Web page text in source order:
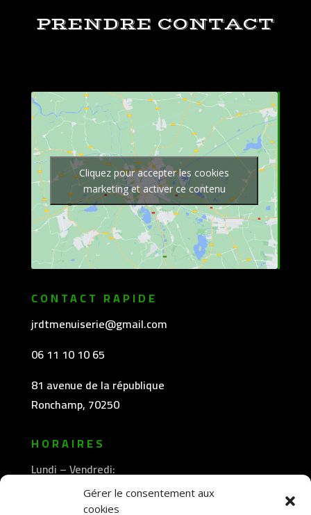
Gérer le consentement aux
cookies
PRENDRE CONTACT
Cliquez pour accepter les cookies
marketing et activer ce contenu
CONTACT RAPIDE
jrdtmenuiserie@gmail.com
06 11 10 10 65
81 avenue de la république
Ronchamp, 70250
HORAIRES
Lundi – Vendredi:
8h30 -12h00
—————-